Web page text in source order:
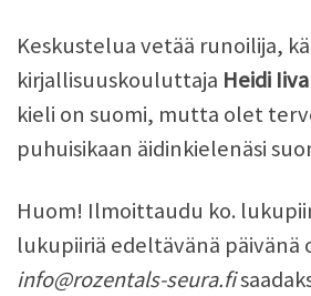
Keskustelua vetää runoilija,
kirjallisuuskouluttaja Heidi
kieli on suomi, mutta olet
puhuisikaan äidinkielenäsi
Huom! Ilmoittaudu ko.
lukupiiriä edeltävänä päivänä
info@rozentals-seura.fi